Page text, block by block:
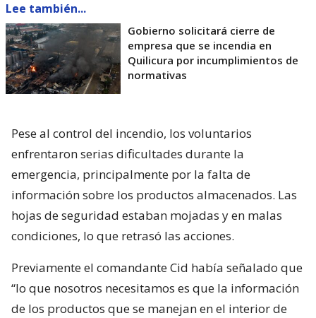
Lee también...
Gobierno solicitará cierre de
empresa que se incendia en
Quilicura por incumplimientos de
normativas
Pese al control del incendio, los voluntarios
enfrentaron serias dificultades durante la
emergencia, principalmente por la falta de
información sobre los productos almacenados. Las
hojas de seguridad estaban mojadas y en malas
condiciones, lo que retrasó las acciones.
Previamente el comandante Cid había señalado que
“lo que nosotros necesitamos es que la información
de los productos que se manejan en el interior de